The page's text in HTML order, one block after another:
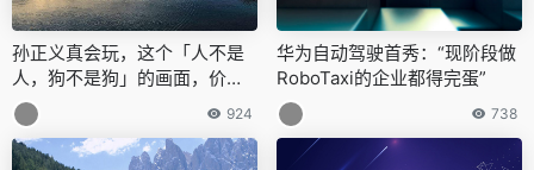
孙正义真会玩，这个「人不是
人，狗不是狗」的画面，价值
上千万
924
华为自动驾驶首秀：“现阶段做
RoboTaxi的企业都得完蛋”
738